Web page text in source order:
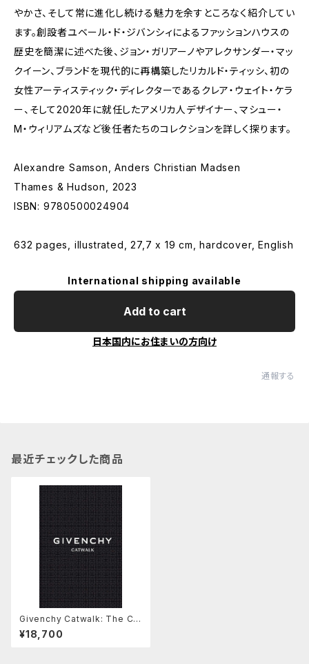
やかさ、そして常に進化し続ける魅力を余すところなく紹介してい
ます。創設者ユベール・ド・ジバンシィによるファッションハウスの
歴史を簡潔に述べた後、ジョン・ガリアーノやアレクサンダー・マッ
クイーン、ブランドを現代的に再構築したリカルド・ティッシ、初の
女性アーティスティック・ディレクターであるクレア・ウェイト・ケラ
ー、そして2020年に就任したアメリカ人デザイナー、マシュー・
M・ウィリアムズなど後任者たちのコレクションを詳しく探ります。
Alexandre Samson, Anders Christian Madsen
Thames & Hudson, 2023
ISBN: 9780500024904
632 pages, illustrated, 27,7 x 19 cm, hardcover, English
International shipping available
Add to cart
日本国内にお住まいの方向け
通報する
最近チェックした商品
Givenchy Catwalk: The Co
mplete Collections
¥18,700